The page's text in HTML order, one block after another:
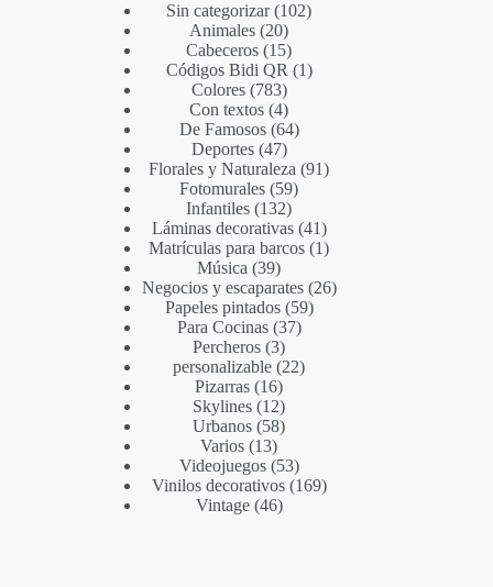
Sin categorizar 102
Animales 20
Cabeceros 15
Códigos Bidi QR
1
Colores 783
Con textos 4
De Famosos 64
Deportes 47
Florales y Naturaleza 91
Fotomurales 59
Infantiles 132
Láminas decorativas 41
Matrículas para barcos 1
Música 39
Negocios y escaparates 26
Papeles pintados 59
Para Cocinas 37
Percheros 3
personalizable 22
Pizarras 16
Skylines 12
Urbanos 58
Varios 13
Videojuegos 53
Vinilos decorativos 169
Vintage 46